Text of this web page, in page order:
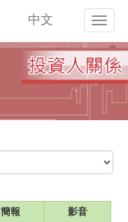
燁
輝
企
業
股
份
限
司
中文
簡報 影音